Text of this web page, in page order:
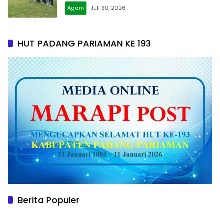
Agam Juli 30, 2026
HUT PADANG PARIAMAN KE 193
Berita Populer